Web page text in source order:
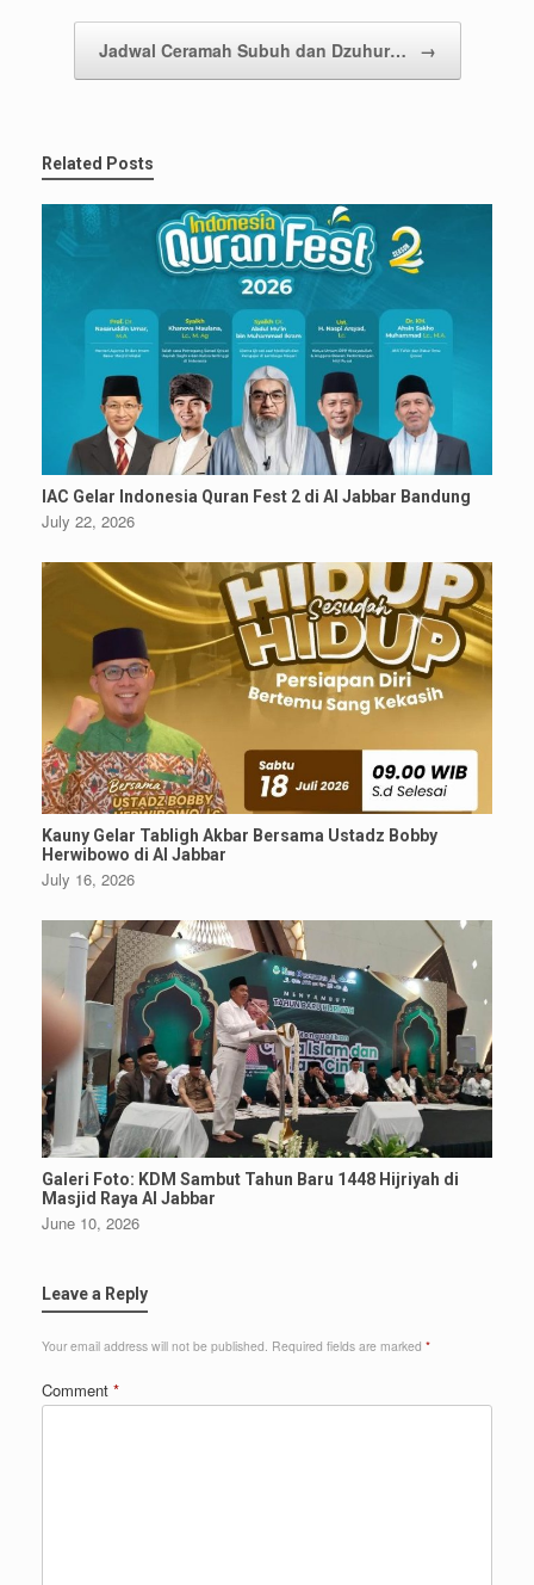
Jadwal Ceramah Subuh dan Dzuhur… →
Related Posts
IAC Gelar Indonesia Quran Fest 2 di Al Jabbar Bandung
July 22, 2026
Kauny Gelar Tabligh Akbar Bersama Ustadz Bobby
Herwibowo di Al Jabbar
July 16, 2026
Galeri Foto: KDM Sambut Tahun Baru 1448 Hijriyah di
Masjid Raya Al Jabbar
June 10, 2026
Leave a Reply
Your email address will not be published. Required fields are marked *
Comment *